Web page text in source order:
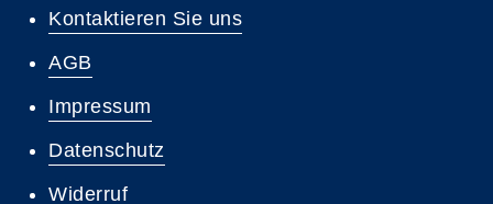
Kontaktieren Sie uns
AGB
Impressum
Datenschutz
Widerruf